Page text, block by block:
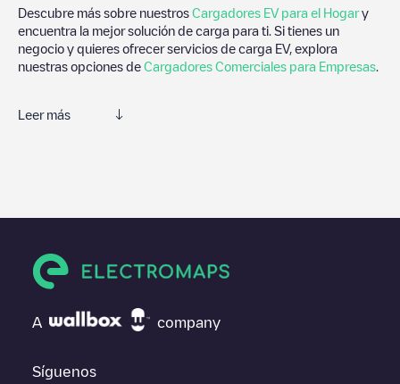
Descubre más sobre nuestros Cargadores EV para el Hogary
encuentra la mejor solución de carga para ti. Si tienes un
negocio y quieres ofrecer servicios de carga EV, explora
nuestras opciones de Cargadores Comerciales para Empresas
Leer más
crear la mejor experiencia para los conductores de vehículos
eléctricos.
Las opiniones de los conductores eléctricos son muy
importantes para valorar cuáles son los puntos de carga más
por lo que no dudes en dejar tu valoración de cuál fue tu
A company
Síguenos